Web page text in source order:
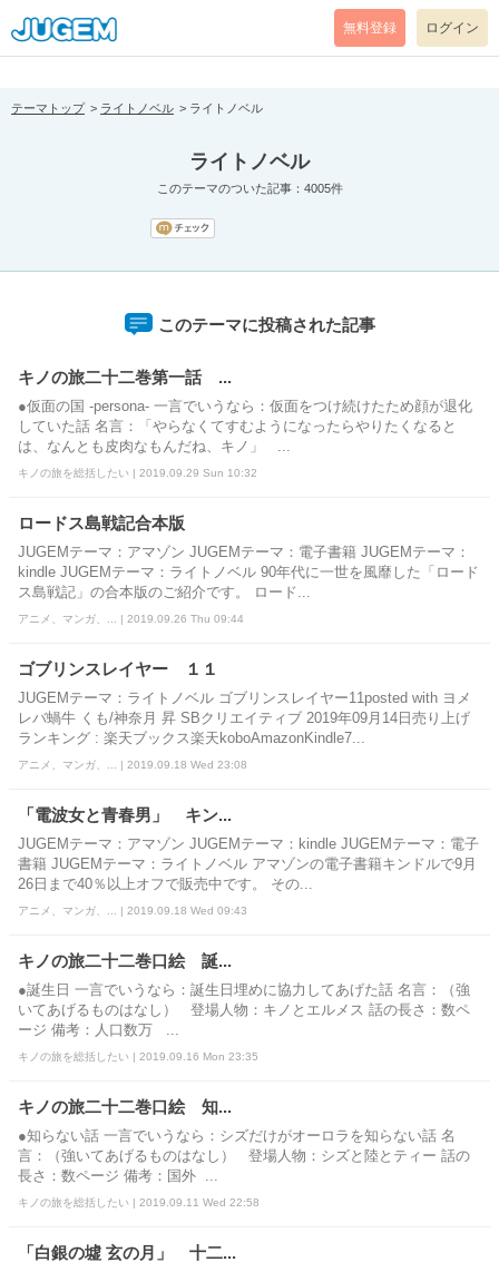
[pear_error: message="Success" code=0 mode=return level=notice
prefix="" info=""]
無料登録 ログイン
テーマトップ ライトノベル ライトノベル
ライトノベル
このテーマのついた記事：4005件
このテーマに投稿された記事
キノの旅二十二巻第一話 ...
●仮面の国 -persona- 一言でいうなら：仮面をつけ続けたため顔が退化
していた話 名言：「やらなくてすむようになったらやりたくなると
は、なんとも皮肉なもんだね、キノ」 ...
キノの旅を総括したい | 2019.09.29 Sun 10:32
ロードス島戦記合本版
JUGEMテーマ：アマゾン JUGEMテーマ：電子書籍 JUGEMテーマ：
kindle JUGEMテーマ：ライトノベル 90年代に一世を風靡した「ロード
ス島戦記」の合本版のご紹介です。 ロード...
アニメ、マンガ、... | 2019.09.26 Thu 09:44
ゴブリンスレイヤー １１
JUGEMテーマ：ライトノベル ゴブリンスレイヤー11posted with ヨメ
レバ蝸牛 くも/神奈月 昇 SBクリエイティブ 2019年09月14日売り上げ
ランキング : 楽天ブックス楽天koboAmazonKindle7...
アニメ、マンガ、... | 2019.09.18 Wed 23:08
「電波女と青春男」 キン...
JUGEMテーマ：アマゾン JUGEMテーマ：kindle JUGEMテーマ：電子
書籍 JUGEMテーマ：ライトノベル アマゾンの電子書籍キンドルで9月
26日まで40％以上オフで販売中です。 その...
アニメ、マンガ、... | 2019.09.18 Wed 09:43
キノの旅二十二巻口絵 誕...
●誕生日 一言でいうなら：誕生日埋めに協力してあげた話 名言：（強
いてあげるものはなし） 登場人物：キノとエルメス 話の長さ：数ペ
ージ 備考：人口数万 ...
キノの旅を総括したい | 2019.09.16 Mon 23:35
キノの旅二十二巻口絵 知...
●知らない話 一言でいうなら：シズだけがオーロラを知らない話 名
言：（強いてあげるものはなし） 登場人物：シズと陸とティー 話の
長さ：数ページ 備考：国外 ...
キノの旅を総括したい | 2019.09.11 Wed 22:58
「白銀の墟 玄の月」 十二...